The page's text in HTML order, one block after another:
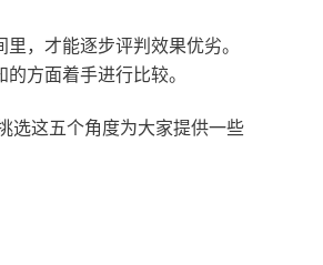
，才能逐步评判效果优劣。
方面着手进行比较。
选这五个角度为大家提供一些